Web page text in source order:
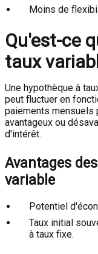
Moins de
Qu'est-ce
taux
Une hypothèque à
peut fluctuer en
paiements mensuels
avantageux ou
d'intérêt.
Avantages
variable
Potentiel
Taux initial
à taux fixe.